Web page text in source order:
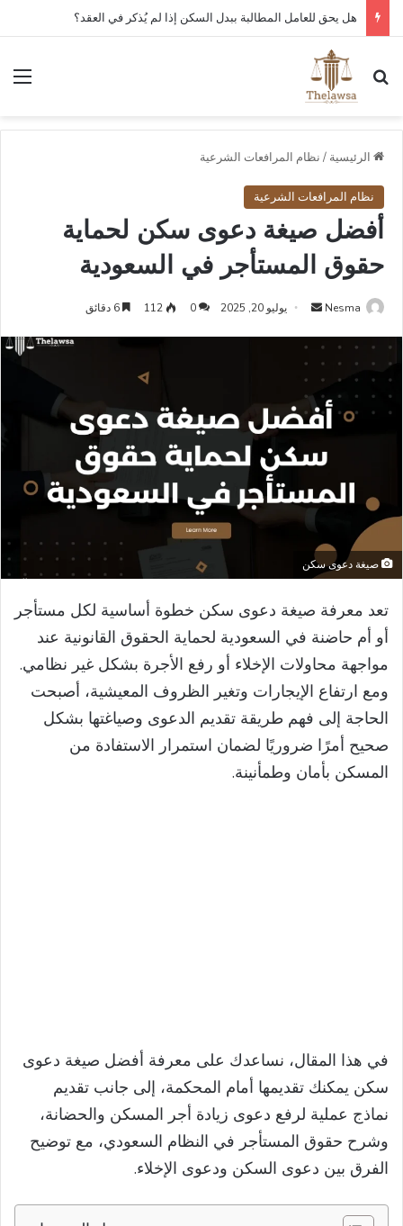
هل يحق للعامل المطالبة ببدل السكن إذا لم يُذكر في العقد؟
بحث عن
الرئيسية / نظام المرافعات الشرعية
نظام المرافعات الشرعية
أفضل صيغة دعوى سكن لحماية
حقوق المستأجر في السعودية
Nesma
أرسل
إلكترونيا
يوليو 20, 2025 0
112
صيغة دعوى سكن
تعد معرفة صيغة دعوى سكن خطوة أساسية لكل مستأجر
أو أم حاضنة في السعودية لحماية الحقوق القانونية عند
مواجهة محاولات الإخلاء أو رفع الأجرة بشكل غير نظامي.
ومع ارتفاع الإيجارات وتغير الظروف المعيشية، أصبحت
الحاجة إلى فهم طريقة تقديم الدعوى وصياغتها بشكل
صحيح أمرًا ضروريًا لضمان استمرار الاستفادة من
المسكن بأمان وطمأنينة.
في هذا المقال، نساعدك على معرفة أفضل صيغة دعوى
سكن يمكنك تقديمها أمام المحكمة، إلى جانب تقديم
نماذج عملية لرفع دعوى زيادة أجر المسكن والحضانة،
وشرح حقوق المستأجر في النظام السعودي، مع توضيح
الفرق بين دعوى السكن ودعوى الإخلاء.